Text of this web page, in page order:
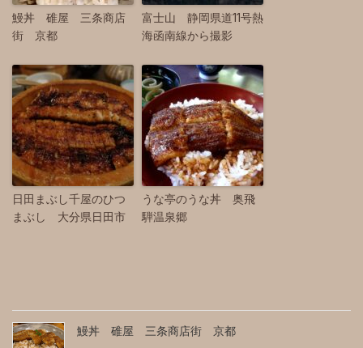
鰻丼 碓屋 三条商店
街 京都
富士山 静岡県道11号熱
海函南線から撮影
日田まぶし千屋のひつ
まぶし 大分県日田市
うな亭のうな丼 奥飛
騨温泉郷
鰻丼 碓屋 三条商店街 京都